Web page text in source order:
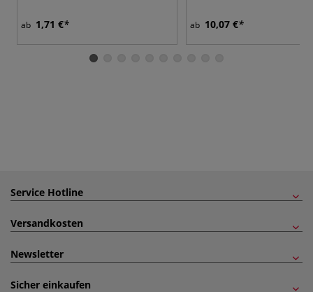
ab 1,71 € ab 10,07 €
Service Hotline
Versandkosten
Newsletter
Sicher einkaufen